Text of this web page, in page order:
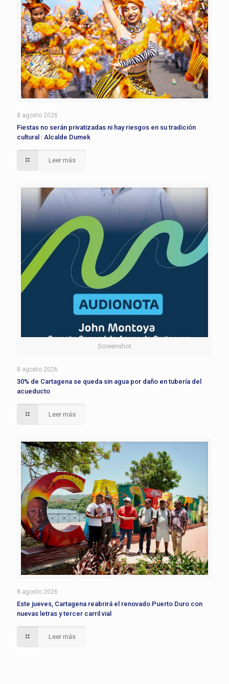
8 agosto 2026
Fiestas no serán privatizadas ni hay riesgos en su tradición
cultural : Alcalde Dumek
Leer más
Screenshot
8 agosto 2026
30% de Cartagena se queda sin agua por daño en tubería del
acueducto
Leer más
8 agosto 2026
Este jueves, Cartagena reabrirá el renovado Puerto Duro con
nuevas letras y tercer carril vial
Leer más